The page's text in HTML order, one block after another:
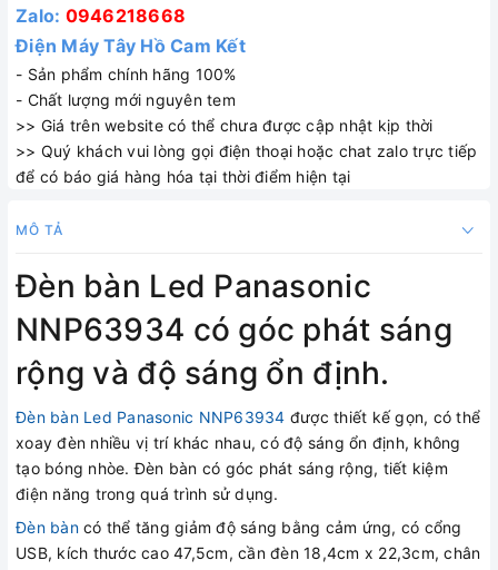
Zalo: 0946218668
Điện Máy Tây Hồ Cam Kết
- Sản phẩm chính hãng 100%
- Chất lượng mới nguyên tem
>> Giá trên website có thể chưa được cập nhật kịp thời
>> Quý khách vui lòng gọi điện thoại hoặc chat zalo trực tiếp
để có báo giá hàng hóa tại thời điểm hiện tại
MÔ TẢ
Đèn bàn Led Panasonic
NNP63934 có góc phát sáng
rộng và độ sáng ổn định.
Đèn bàn Led Panasonic NNP63934 được thiết kế gọn, có thể
xoay đèn nhiều vị trí khác nhau, có độ sáng ổn định, không
tạo bóng nhòe. Đèn bàn có góc phát sáng rộng, tiết kiệm
điện năng trong quá trình sử dụng.
Đèn bàncó thể tăng giảm độ sáng bằng cảm ứng, có cổng
USB, kích thước cao 47,5cm, cần đèn 18,4cm x 22,3cm, chân